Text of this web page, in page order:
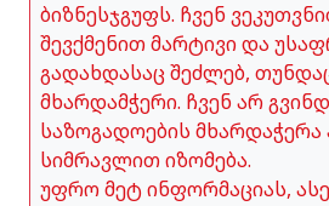
ბიზნესჯგუფს. ჩვენ
შევქმენით მარტივი და
გადახდასაც შეძლებ,
მხარდამჭერი. ჩვენ არ
საზოგადოების
სიმრავლით იზომება.
უფრო მეტ ინფორმაციას,